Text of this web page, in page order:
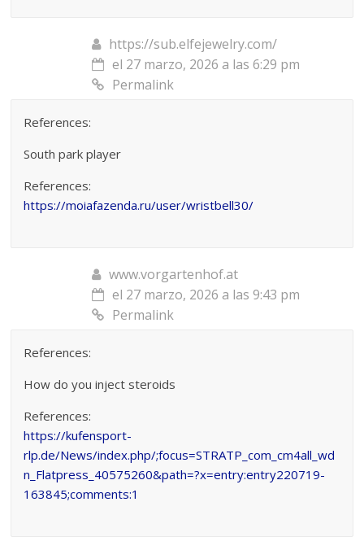
https://sub.elfejewelry.com/
el 27 marzo, 2026 a las 6:29 pm
Permalink
References:
South park player
References:
https://moiafazenda.ru/user/wristbell30/
www.vorgartenhof.at
el 27 marzo, 2026 a las 9:43 pm
Permalink
References:
How do you inject steroids
References:
https://kufensport-
rlp.de/News/index.php/;focus=STRATP_com_cm4all_wd
n_Flatpress_40575260&path=?x=entry:entry220719-
163845;comments:1